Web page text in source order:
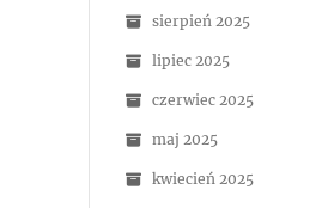
sierpień 2025
lipiec 2025
czerwiec 2025
maj 2025
kwiecień 2025